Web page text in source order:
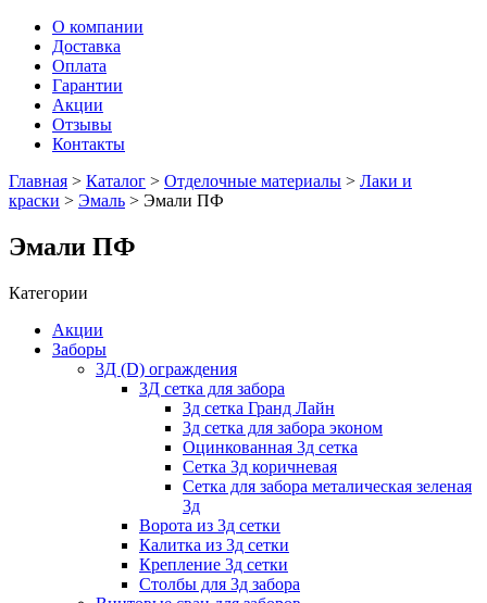
О компании
Доставка
Оплата
Гарантии
Акции
Отзывы
Контакты
Главная > Каталог > Отделочные материалы > Лаки и
краски > Эмаль > Эмали ПФ
Эмали ПФ
Категории
Акции
Заборы
3Д (D) ограждения
3Д сетка для забора
3д сетка Гранд Лайн
3д сетка для забора эконом
Оцинкованная 3д сетка
Сетка 3д коричневая
Сетка для забора металическая зеленая
3д
Ворота из 3д сетки
Калитка из 3д сетки
Крепление 3д сетки
Столбы для 3д забора